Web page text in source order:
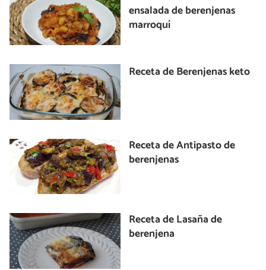
ensalada de berenjenas
marroquí
Receta de Berenjenas keto
Receta de Antipasto de
berenjenas
Receta de Lasaña de
berenjena